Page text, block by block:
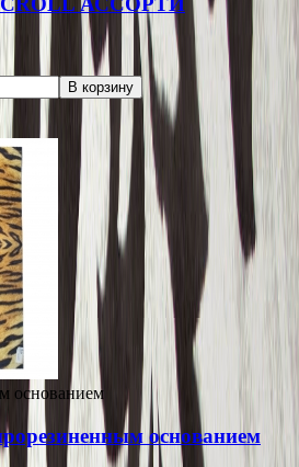
В корзину
основанием
основанием